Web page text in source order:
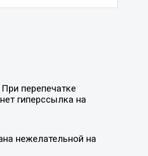
перепечатке
гиперссылка на
нежелательной на